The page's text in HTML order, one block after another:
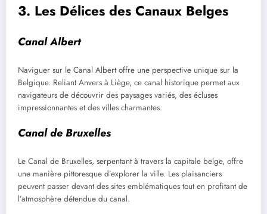
3. Les Délices des Canaux Belges
Canal Albert
Naviguer sur le Canal Albert offre une perspective unique sur la
Belgique. Reliant Anvers à Liège, ce canal historique permet aux
navigateurs de découvrir des paysages variés, des écluses
impressionnantes et des villes charmantes.
Canal de Bruxelles
Le Canal de Bruxelles, serpentant à travers la capitale belge, offre
une manière pittoresque d’explorer la ville. Les plaisanciers
peuvent passer devant des sites emblématiques tout en profitant de
l’atmosphère détendue du canal.